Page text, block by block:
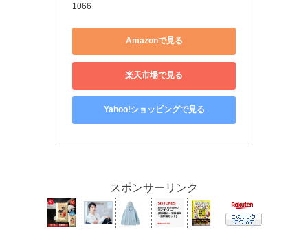
1066
Amazonで見る
楽天市場で見る
Yahoo!ショッピングで見る
スポンサーリンク